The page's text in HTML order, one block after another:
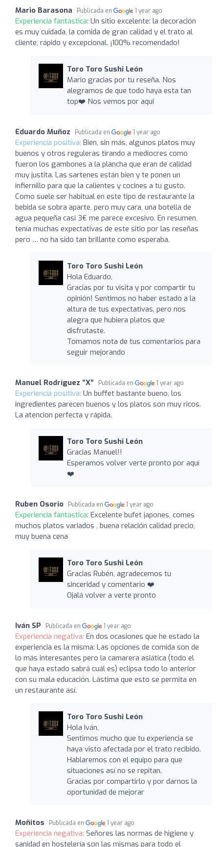
Mario Barasona Publicada en 1 year ago
Experiencia fantástica: Un sitio excelente: la decoración
es muy cuidada, la comida de gran calidad y el trato al
cliente, rápido y excepcional. ¡100% recomendado!
Toro Toro Sushi León
Mario gracias por tu reseña. Nos
alegramos de que todo haya esta tan
top❤️ Nos vemos por aqui
Eduardo Muñoz Publicada en 1 year ago
Experiencia positiva: Bien, sin más, algunos platos muy
buenos y otros reguleras tirando a mediocres como
fueron los gambones a la plancha que eran de calidad
muy justita. Las sartenes están bien y te ponen un
infiernillo para que la calientes y cocines a tu gusto.
Como suele ser habitual en este tipo de restaurante la
bebida se sobra aparte, pero muy cara, una botella de
agua pequeña casi 3€ me parece excesivo. En resumen,
tenía muchas expectativas de este sitio por las reseñas
pero … no ha sido tan brillante como esperaba.
Toro Toro Sushi León
Hola Eduardo,
Gracias por tu visita y por compartir tu
opinión! Sentimos no haber estado a la
altura de tus expectativas, pero nos
alegra que hubiera platos que
disfrutaste.
Tomamos nota de tus comentarios para
seguir mejorando
Manuel Rodríguez “X” Publicada en 1 year ago
Experiencia positiva: Un buffet bastante bueno, los
ingredientes parecen buenos y los platos son muy ricos.
La atencion perfecta y rápida.
Toro Toro Sushi León
Gracias Manuel!!
Esperamos volver verte pronto por aquí
❤️
Ruben Osorio Publicada en 1 year ago
Experiencia fantástica: Excelente bufet japones, comes
muchos platos variados , buena relación calidad precio,
muy buena cena
Toro Toro Sushi León
Gracias Rubén, agradecemos tu
sinceridad y comentario ❤️
Ojalá volver a verte pronto
Iván SP Publicada en 1 year ago
Experiencia negativa: En dos ocasiones que he estado la
experiencia es la misma: Las opciones de comida son de
lo más interesantes pero la camarera asiática (todo el
que haya estado sabrá cuál es) eclipsa todo lo anterior
con su mala educación. Lástima que esto se permita en
un restaurante así.
Toro Toro Sushi León
Hola Iván,
Sentimos mucho que tu experiencia se
haya visto afectada por el trato recibido.
Hablaremos con el equipo para que
situaciones así no se repitan.
Gracias por compartirlo y por darnos la
oportunidad de mejorar
Moñitos Publicada en 1 year ago
Experiencia negativa: Señores las normas de higiene y
sanidad en hostelería son las mismas para todo el